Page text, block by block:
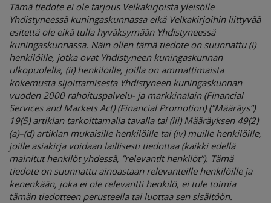
Tämä tiedote ei ole tarjous Velkakirjoista yleisölle
Yhdistyneessä kuningaskunnassa eikä Velkakirjoihin liittyvää
esitettä ole eikä tulla hyväksymään Yhdistyneessä
kuningaskunnassa. Näin ollen tämä tiedote on suunnattu (i)
henkilöille, jotka ovat Yhdistyneen kuningaskunnan
ulkopuolella, (ii) henkilöille, joilla on ammattimaista
kokemusta sijoittamisesta Yhdistyneen kuningaskunnan
vuoden 2000 rahoituspalvelu- ja markkinalain (Financial
Services and Markets Act) (Financial Promotion) (”Määräys”)
19(5) artiklan tarkoittamalla tavalla tai (iii) Määräyksen 49(2)
(a)–(d) artiklan mukaisille henkilöille tai (iv) muille henkilöille,
joille asiakirja voidaan laillisesti tiedottaa (kaikki edellä
mainitut henkilöt yhdessä, ”relevantit henkilöt”). Tämä
tiedote on suunnattu ainoastaan relevanteille henkilöille ja
kenenkään, joka ei ole relevantti henkilö, ei tule toimia
tämän tiedotteen perusteella tai luottaa sen sisältöön.